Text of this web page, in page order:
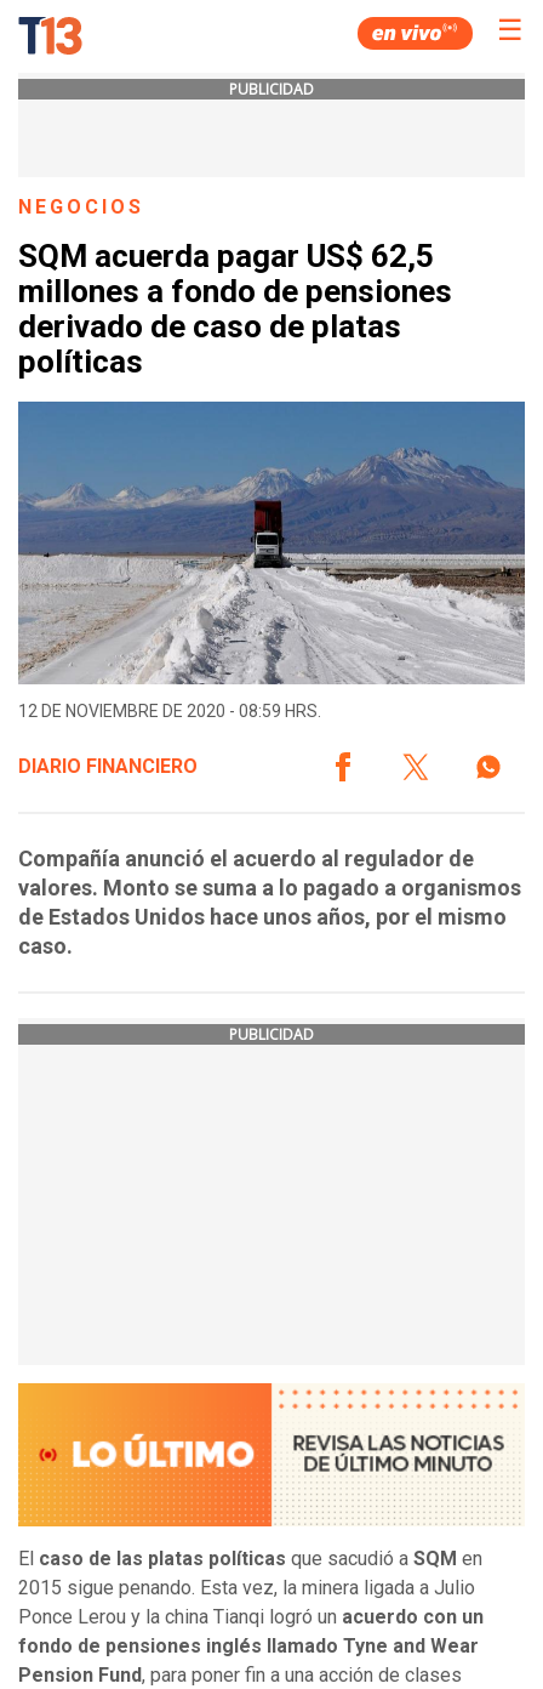
☰
PUBLICIDAD
NEGOCIOS
SQM acuerda pagar US$ 62,5
millones a fondo de pensiones
derivado de caso de platas
políticas
12 DE NOVIEMBRE DE 2020 - 08:59 HRS.
DIARIO FINANCIERO
Compañía anunció el acuerdo al regulador de
valores. Monto se suma a lo pagado a organismos
de Estados Unidos hace unos años, por el mismo
caso.
PUBLICIDAD
El caso de las platas políticas que sacudió a SQM en
2015 sigue penando. Esta vez, la minera ligada a Julio
Ponce Lerou y la china Tianqi logró un acuerdo con un
fondo de pensiones inglés llamado Tyne and Wear
Pension Fund, para poner fin a una acción de clases